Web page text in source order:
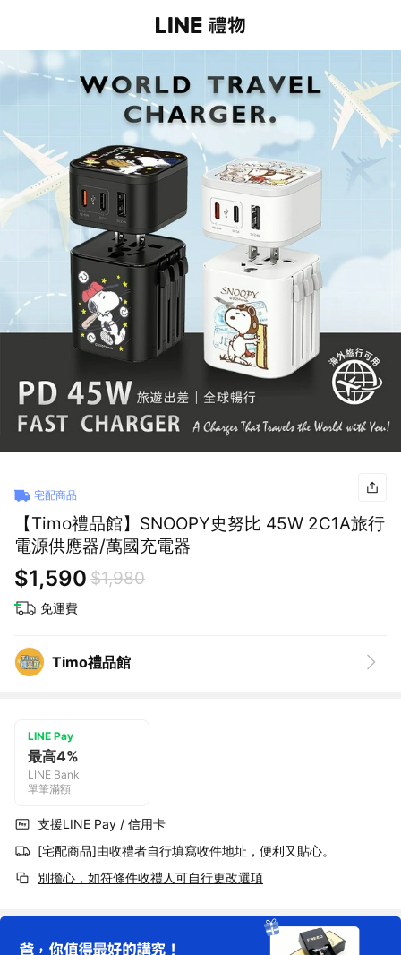
宅配商品
【Timo禮品館】SNOOPY史努比 45W 2C1A旅行
電源供應器/萬國充電器
$1,590 $1,980
免運費
Timo禮品館
LINE Pay
最高4%
LINE Bank
單筆滿額
支援LINE Pay / 信用卡
[宅配商品]由收禮者自行填寫收件地址，便利又貼心。
別擔心，如符條件收禮人可自行更改選項